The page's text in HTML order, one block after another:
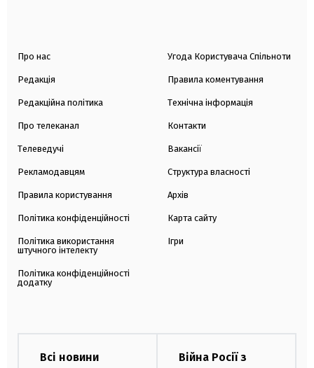
Про нас
Редакція
Редакційна політика
Про телеканал
Телеведучі
Рекламодавцям
Правила користування
Політика конфіденційності
Політика використання
штучного інтелекту
Політика конфіденційності
додатку
Угода Користувача Спільноти
Правила коментування
Технічна інформація
Контакти
Вакансії
Структура власності
Архів
Карта сайту
Ігри
Всі новини
Війна Росії з